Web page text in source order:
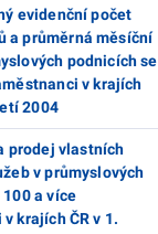
evidenční počet
a průměrná měsíční
podnicích se
v krajích
2004
prodej vlastních
v průmyslových
a více
krajích ČR v 1.